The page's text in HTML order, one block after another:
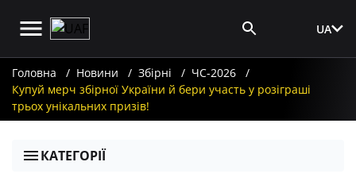
UA
Головна Новини Збірні
ЧС-2026
Купуй мерч збірної України й бери участь у розіграші
трьох унікальних призів!
КАТЕГОРІЇ